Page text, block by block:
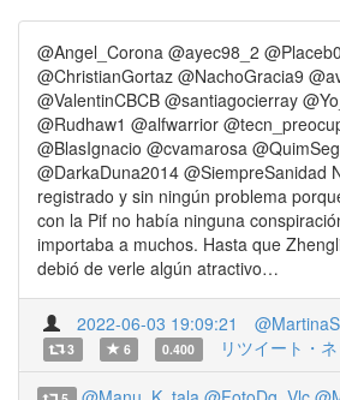
@Angel_Corona @ayec98_2
@ChristianGortaz @NachoGracia9
@ValentinCBCB @santiagocierray
@Rudhaw1 @alfwarrior
@BlasIgnacio @cvamarosa
@DarkaDuna2014 @SiempreSanidad
registrado y sin ningún problema
con la Pif no había ninguna
importaba a muchos. Hasta que
debió de verle algún atractivo…
2022-06-03 19:09:21
3 6 0.400 リツイート・